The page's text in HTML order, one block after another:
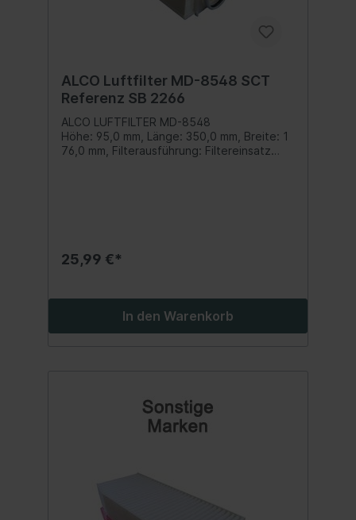
ALCO Luftfilter MD-8548 SCT
Referenz SB 2266
ALCO LUFTFILTER MD-8548
Höhe: 95,0 mm, Länge: 350,0 mm, Breite: 1
76,0 mm, Filterausführung: Filtereinsatz
25,99 €*
In den Warenkorb